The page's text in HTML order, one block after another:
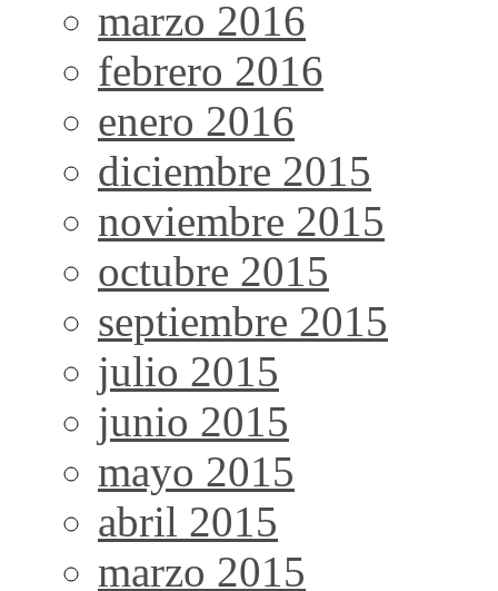
marzo 2016
febrero 2016
enero 2016
diciembre 2015
noviembre 2015
octubre 2015
septiembre 2015
julio 2015
junio 2015
mayo 2015
abril 2015
marzo 2015